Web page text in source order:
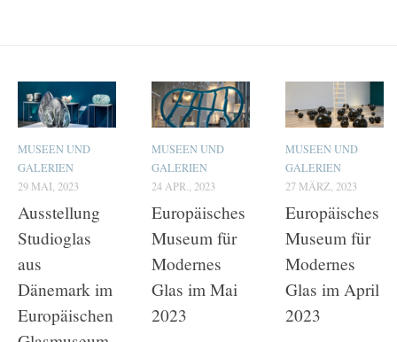
MUSEEN UND
GALERIEN
29 MAI, 2023
Ausstellung
Studioglas
aus
Dänemark im
Europäischen
MUSEEN UND
GALERIEN
24 APR., 2023
Europäisches
Museum für
Modernes
Glas im Mai
2023
MUSEEN UND
GALERIEN
27 MÄRZ, 2023
Europäisches
Museum für
Modernes
Glas im April
2023